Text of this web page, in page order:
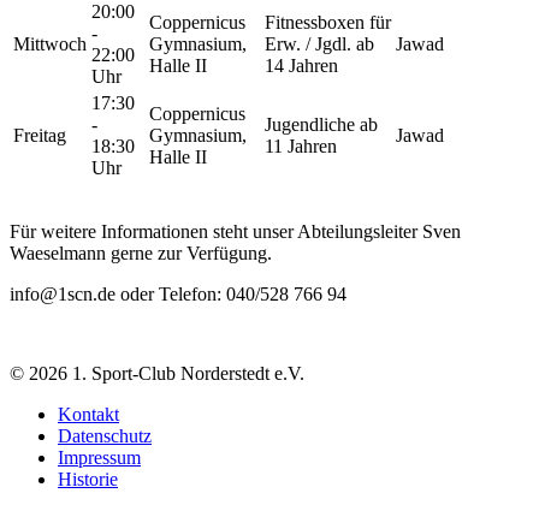
Mittwoch
20:00
-
22:00
Uhr
Coppernicus
Gymnasium,
Halle II
Fitnessboxen für
Erw. / Jgdl. ab
14 Jahren
Jawad
Freitag
17:30
-
18:30
Uhr
Coppernicus
Gymnasium,
Halle II
Jugendliche ab
11 Jahren
Jawad
Für weitere Informationen steht unser Abteilungsleiter Sven
Waeselmann gerne zur Verfügung.
info@1scn.de oder Telefon: 040/528 766 94
© 2026 1. Sport-Club Norderstedt e.V.
Kontakt
Datenschutz
Impressum
Historie